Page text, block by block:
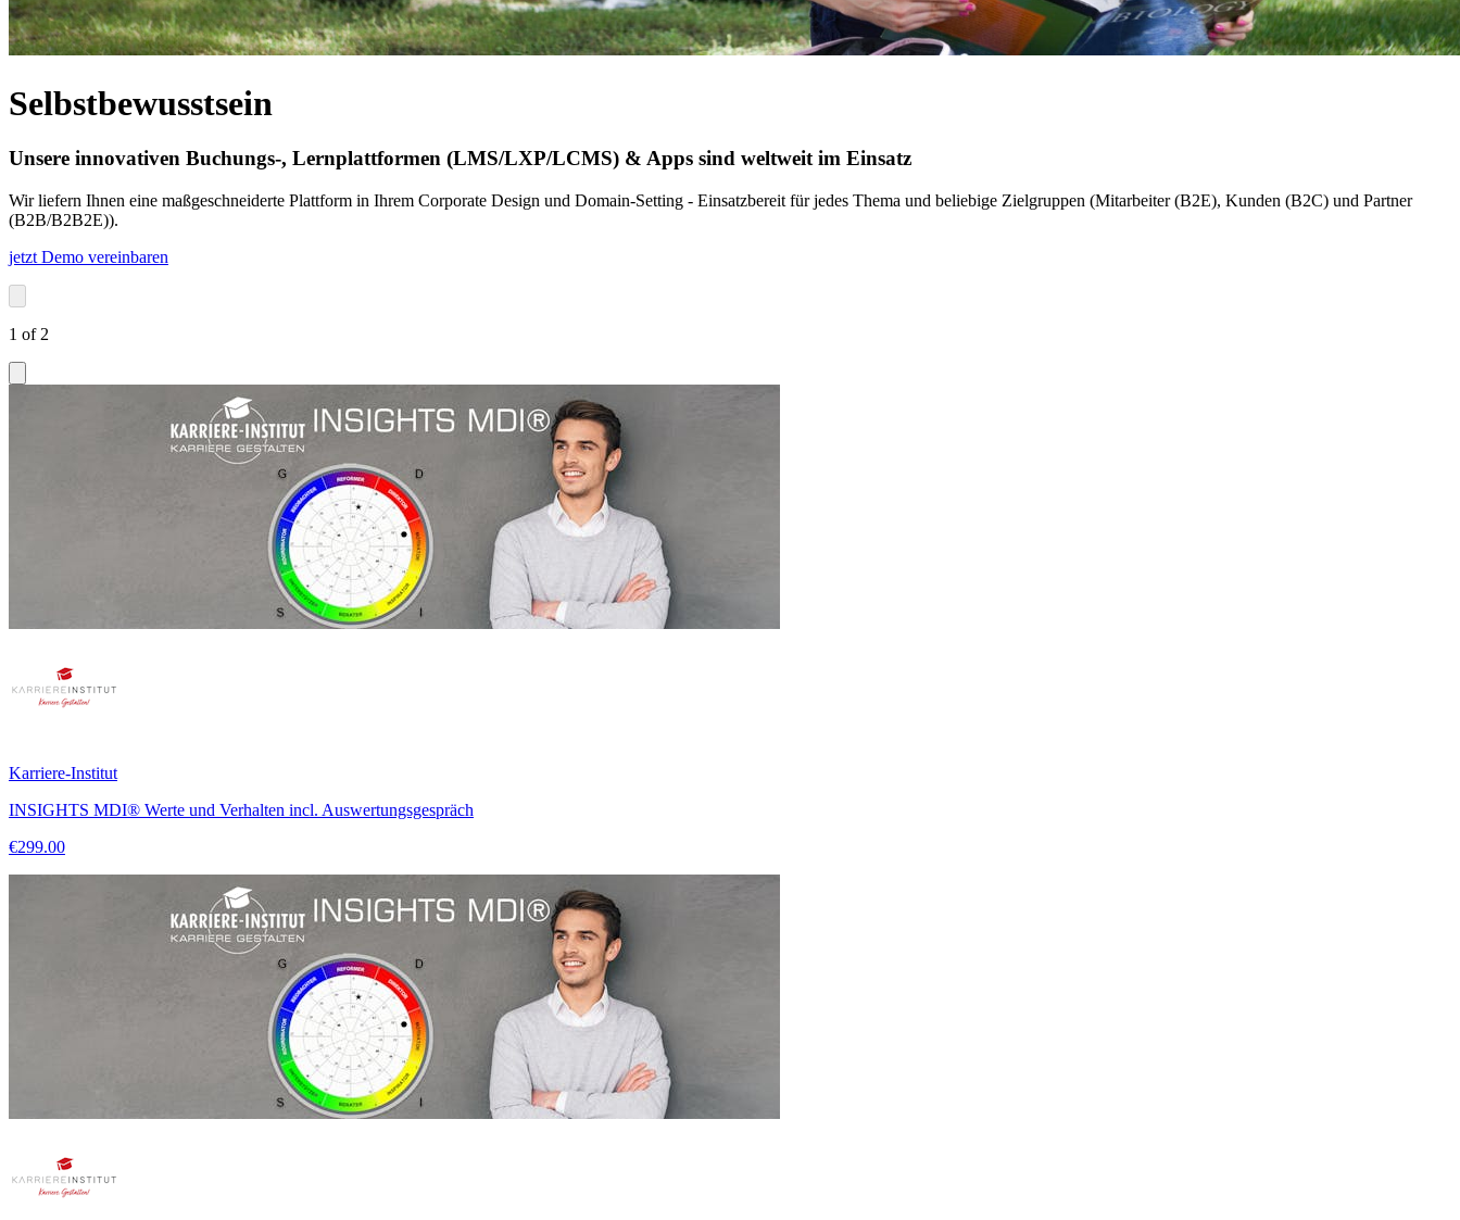
Selbstbewusstsein
Unsere innovativen Buchungs-, Lernplattformen (LMS/LXP/LCMS) & Apps sind weltweit im Einsatz
Wir liefern Ihnen eine maßgeschneiderte Plattform in Ihrem Corporate Design und Domain-Setting - Einsatzbereit für jedes Thema und beliebige Zielgruppen (Mitarbeiter (B2E), Kunden (B2C) und Partner
(B2B/B2B2E)).
jetzt Demo vereinbaren
1 of 2
Karriere-Institut
INSIGHTS MDI® Werte und Verhalten incl. Auswertungsgespräch
€299.00